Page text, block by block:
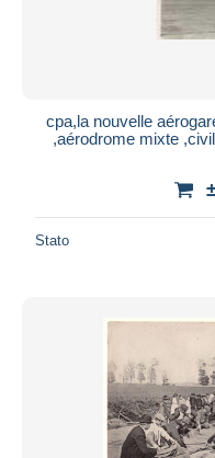
cpa,la nouvelle
,aérodrome mixte
Stato